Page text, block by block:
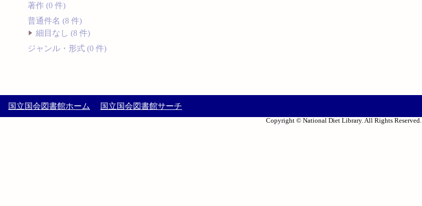
著作 (0 件)
普通件名 (8 件)
細目なし (8 件)
ジャンル・形式 (0 件)
国立国会図書館ホーム 国立国会図書館サーチ
Copyright © National Diet Library. All Rights Reserved.